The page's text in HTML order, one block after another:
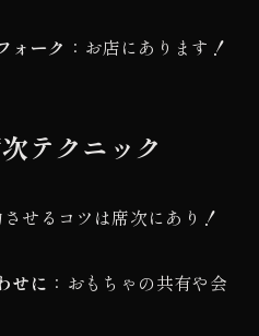
ォーク ：お店にあります！
テクニック
せるコツは席次にあり！
せに ：おもちゃの共有や会